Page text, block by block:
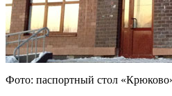
Фото: паспортный стол